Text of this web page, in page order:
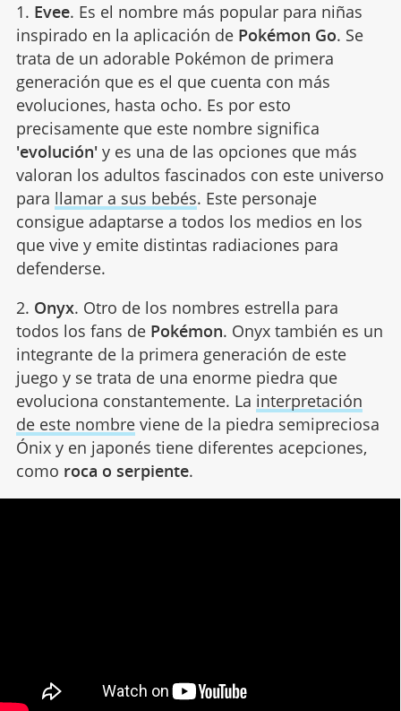
1. Evee. Es el nombre más popular para niñas
inspirado en la aplicación de Pokémon Go. Se
trata de un adorable Pokémon de primera
generación que es el que cuenta con más
evoluciones, hasta ocho. Es por esto
precisamente que este nombre significa
'evolución'y es una de las opciones que más
valoran los adultos fascinados con este universo
para llamar a sus bebés. Este personaje
consigue adaptarse a todos los medios en los
que vive y emite distintas radiaciones para
defenderse.
2. Onyx. Otro de los nombres estrella para
todos los fans dePokémon. Onyx también es un
integrante de la primera generación de este
juego y se trata de una enorme piedra que
evoluciona constantemente. La interpretación
de este nombreviene de la piedra semipreciosa
Ónix y en japonés tiene diferentes acepciones,
como roca o serpiente.